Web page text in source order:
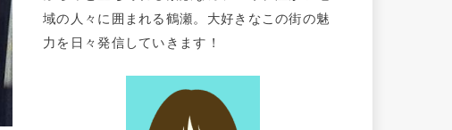
域の人々に囲まれる鶴瀬。大好きなこの街の魅
力を日々発信していきます！